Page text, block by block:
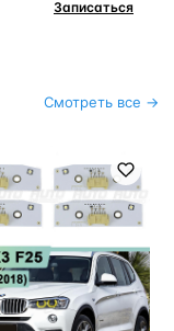
Записаться
Смотреть все →